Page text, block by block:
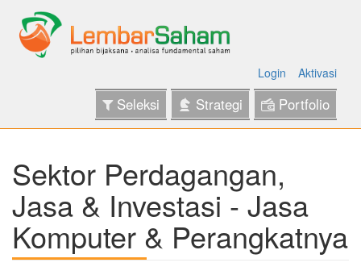
Login Aktivasi
Seleksi Strategi Portfolio
Sektor Perdagangan,
Jasa & Investasi - Jasa
Komputer & Perangkatnya